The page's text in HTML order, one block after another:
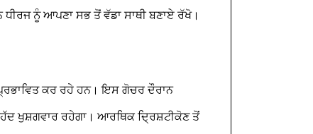
ਨੂੰ ਆਪਣਾ ਸਭ ਤੋਂ ਵੱਡਾ ਸਾਥੀ ਬਣਾਏ ਰੱਖੋ।
ਕਰ ਰਹੇ ਹਨ। ਇਸ ਗੋਚਰ ਦੌਰਾਨ
ਖੁਸ਼ਗਵਾਰ ਰਹੇਗਾ। ਆਰਥਿਕ ਦ੍ਰਿਸ਼ਟੀਕੋਣ ਤੋਂ